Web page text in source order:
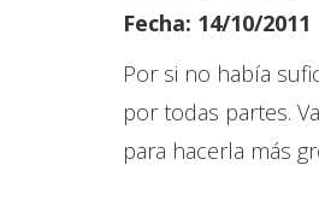
Fecha: 14/10/2011
Por si no había
por todas partes.
para hacerla más